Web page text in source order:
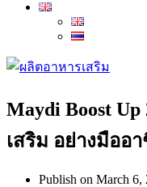
Maydi Boost
เสริม อย่างมืออ
Publish on March 6,